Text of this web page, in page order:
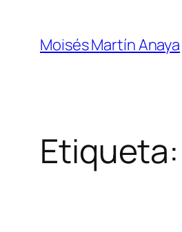
contenido
Moisés Martín Anaya
Etiqueta: